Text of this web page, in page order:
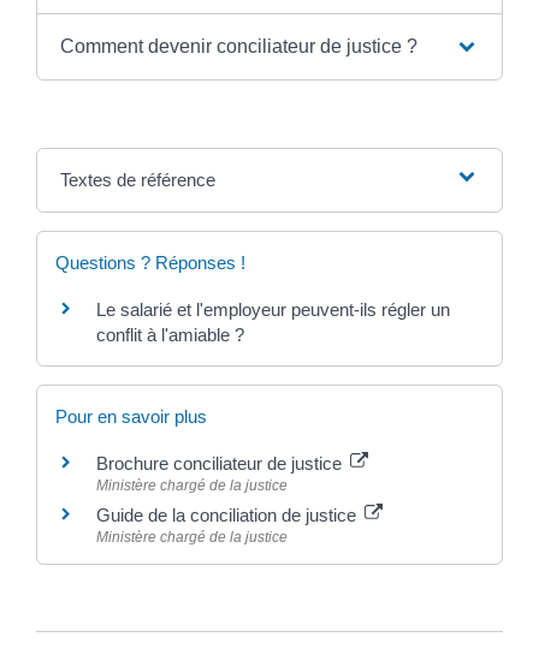
Comment devenir conciliateur de justice ?
Textes de référence
Questions ? Réponses !
Le salarié et l'employeur peuvent-ils régler un
conflit à l'amiable ?
Pour en savoir plus
Brochure conciliateur de justice
Ministère chargé de la justice
Guide de la conciliation de justice
Ministère chargé de la justice